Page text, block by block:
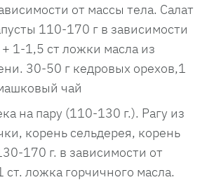
от массы тела. Салат
110-170 г в зависимости
1-1,5 ст ложки масла из
30-50 г кедровых орехов,1
чай
на пару (110-130 г.). Рагу из
корень сельдерея, корень
170 г. в зависимости от
ст. ложка горчичного масла.